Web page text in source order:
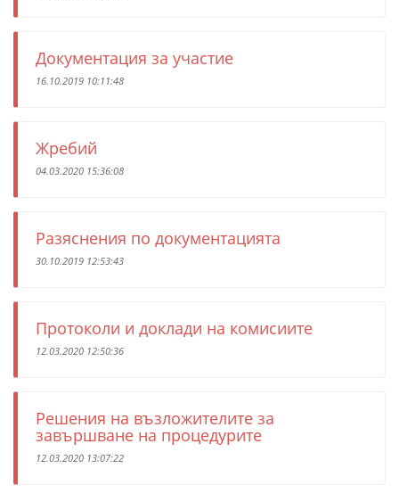
Документация за участие
16.10.2019 10:11:48
Жребий
04.03.2020 15:36:08
Разяснения по документацията
30.10.2019 12:53:43
Протоколи и доклади на комисиите
12.03.2020 12:50:36
Решения на възложителите за
завършване на процедурите
12.03.2020 13:07:22